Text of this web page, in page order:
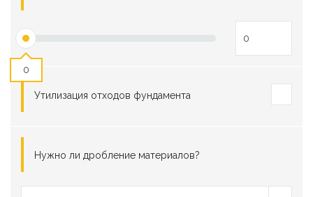
0
Утилизация отходов фундамента
Нужно ли дробление материалов?